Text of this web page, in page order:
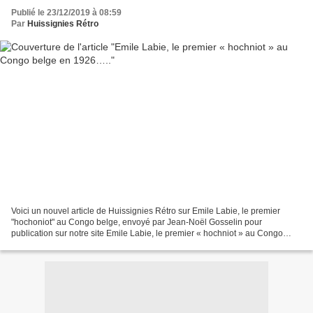
Publié le 23/12/2019 à 08:59
Par Huissignies Rétro
Voici un nouvel article de Huissignies Rétro sur Emile Labie, le premier
"hochoniot" au Congo belge, envoyé par Jean-Noël Gosselin pour
publication sur notre site Emile Labie, le premier « hochniot » au Congo